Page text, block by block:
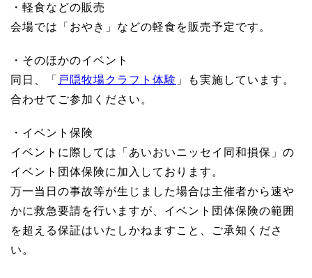
・軽食などの販売
会場では「おやき」などの軽食を販売予定です。
・そのほかのイベント
同日、「 戸隠牧場クラフト体験 」も実施しています。
合わせてご参加ください。
・イベント保険
イベントに際しては「あいおいニッセイ同和損保」の
イベント団体保険に加入しております。
万一当日の事故等が生じました場合は主催者から速や
かに救急要請を行いますが、イベント団体保険の範囲
を超える保証はいたしかねますこと、ご承知くださ
い。